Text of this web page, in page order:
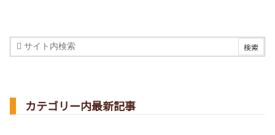
カテゴリー内最新記事